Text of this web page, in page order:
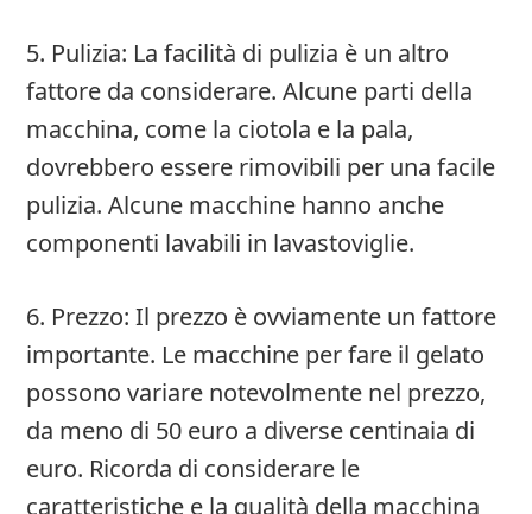
5. Pulizia: La facilità di pulizia è un altro
fattore da considerare. Alcune parti della
macchina, come la ciotola e la pala,
dovrebbero essere rimovibili per una facile
pulizia. Alcune macchine hanno anche
componenti lavabili in lavastoviglie.
6. Prezzo: Il prezzo è ovviamente un fattore
importante. Le macchine per fare il gelato
possono variare notevolmente nel prezzo,
da meno di 50 euro a diverse centinaia di
euro. Ricorda di considerare le
caratteristiche e la qualità della macchina